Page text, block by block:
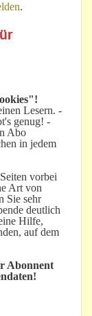
.
Lesern. -
genug! -
Abo
in jedem
vorbei
Art von
Sie sehr
deutlich
Hilfe,
auf dem
Abonnent